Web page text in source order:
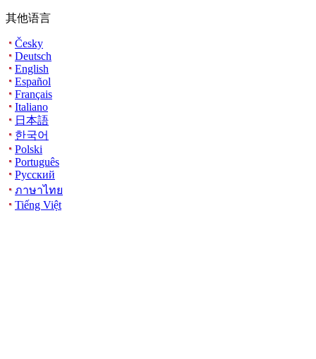
其他语言
Česky
Deutsch
English
Español
Français
Italiano
日本語
한국어
Polski
Português
Русский
ภาษาไทย
Tiếng Việt